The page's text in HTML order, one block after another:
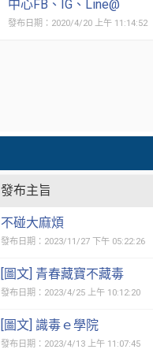
中心FB、IG、Line@
發布日期：2020/4/20 上午 11:14:52
發布主旨
不碰大麻煩
發布日期：2023/11/27 下午 05:22:26
[圖文] 青春藏寶不藏毒
發布日期：2023/4/25 上午 10:12:20
[圖文] 識毒ｅ學院
發布日期：2023/4/13 上午 11:07:45